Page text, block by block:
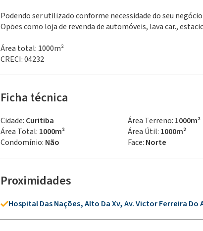
Podendo ser utilizado conforme necessidade do seu negócio.
Opões como loja de revenda de automóveis, lava car.,
Área total: 1000m²
CRECI: 04232
Ficha técnica
Cidade: Curitiba Área Terreno: 1000m²
Área Total: 1000m² Área Útil: 1000m²
Condomínio: Não Face: Norte
Proximidades
Hospital Das Nações, Alto Da Xv, Av. Victor Ferreira Do